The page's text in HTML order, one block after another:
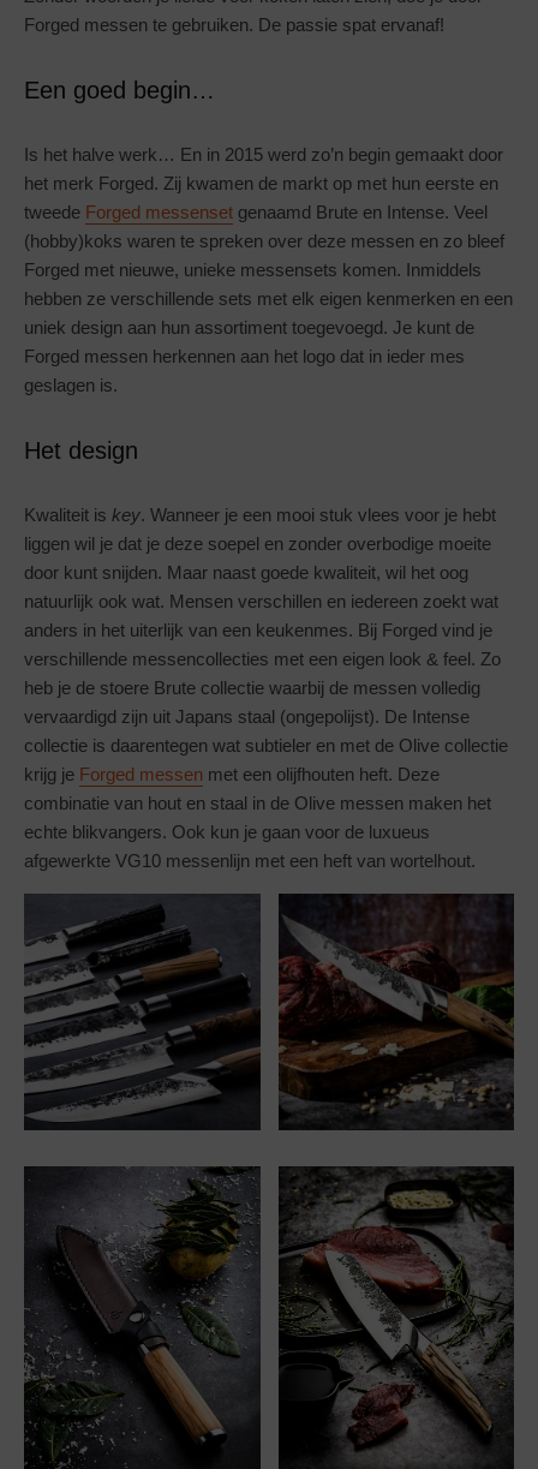
Forged messen te gebruiken. De passie spat ervanaf!
Een goed begin…
Is het halve werk… En in 2015 werd zo’n begin gemaakt door
het merk Forged. Zij kwamen de markt op met hun eerste en
tweede Forged messenset genaamd Brute en Intense. Veel
(hobby)koks waren te spreken over deze messen en zo bleef
Forged met nieuwe, unieke messensets komen. Inmiddels
hebben ze verschillende sets met elk eigen kenmerken en een
uniek design aan hun assortiment toegevoegd. Je kunt de
Forged messen herkennen aan het logo dat in ieder mes
geslagen is.
Het design
Kwaliteit is key. Wanneer je een mooi stuk vlees voor je hebt
liggen wil je dat je deze soepel en zonder overbodige moeite
door kunt snijden. Maar naast goede kwaliteit, wil het oog
natuurlijk ook wat. Mensen verschillen en iedereen zoekt wat
anders in het uiterlijk van een keukenmes. Bij Forged vind je
verschillende messencollecties met een eigen look & feel. Zo
heb je de stoere Brute collectie waarbij de messen volledig
vervaardigd zijn uit Japans staal (ongepolijst). De Intense
collectie is daarentegen wat subtieler en met de Olive collectie
krijg je Forged messen met een olijfhouten heft. Deze
combinatie van hout en staal in de Olive messen maken het
echte blikvangers. Ook kun je gaan voor de luxueus
afgewerkte VG10 messenlijn met een heft van wortelhout.